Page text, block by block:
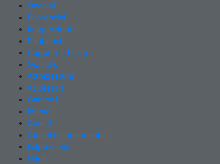
Occhiali
Bastoncini
Integrazione
Pantaloni
Cappelli e fasce
Giacche
Attrezzatura
Accessori
Gambali
Intimo
Guanti
Giacche impermeabili
Felpe e pile
Gilet